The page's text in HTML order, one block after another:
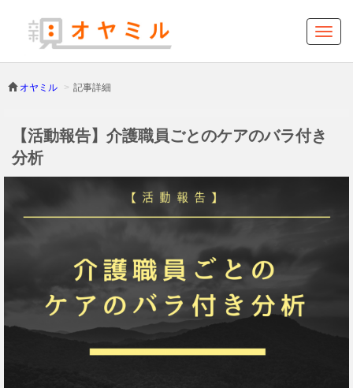
オヤミル 記事詳細
【活動報告】介護職員ごとのケアのバラ付き
分析